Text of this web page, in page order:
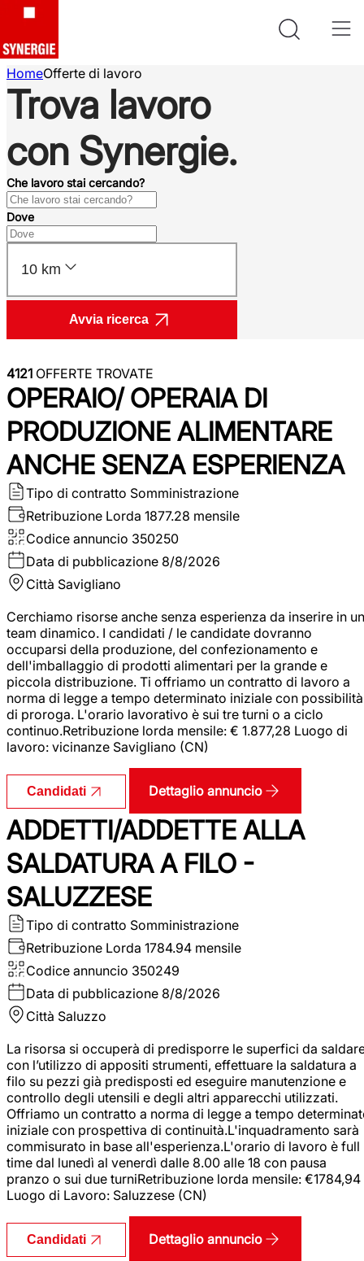
HomeOfferte di lavoro
Trova lavoro
con Synergie.
Che lavoro stai cercando?
Dove
10 km
Avvia ricerca
4121 OFFERTE TROVATE
OPERAIO/ OPERAIA DI
PRODUZIONE ALIMENTARE
ANCHE SENZA ESPERIENZA
Tipo di contratto Somministrazione
Retribuzione Lorda 1877.28 mensile
Codice annuncio 350250
Data di pubblicazione 8/8/2026
Città Savigliano
Cerchiamo risorse anche senza esperienza da inserire in un
team dinamico. I candidati / le candidate dovranno
occuparsi della produzione, del confezionamento e
dell'imballaggio di prodotti alimentari per la grande e
piccola distribuzione. Ti offriamo un contratto di lavoro a
norma di legge a tempo determinato iniziale con possibilità
di proroga. L'orario lavorativo è sui tre turni o a ciclo
continuo.Retribuzione lorda mensile: € 1.877,28 Luogo di
lavoro: vicinanze Savigliano (CN)
Candidati Dettaglio annuncio
ADDETTI/ADDETTE ALLA
SALDATURA A FILO -
SALUZZESE
Tipo di contratto Somministrazione
Retribuzione Lorda 1784.94 mensile
Codice annuncio 350249
Data di pubblicazione 8/8/2026
Città Saluzzo
La risorsa si occuperà di predisporre le superfici da
con l’utilizzo di appositi strumenti, effettuare la saldatura a
filo su pezzi già predisposti ed eseguire manutenzione e
controllo degli utensili e degli altri apparecchi utilizzati.
Offriamo un contratto a norma di legge a tempo
iniziale con prospettiva di continuità.L'inquadramento sarà
commisurato in base all'esperienza.L'orario di lavoro è full
time dal lunedì al venerdì dalle 8.00 alle 18 con pausa
pranzo o sui due turniRetribuzione lorda mensile: €1784,94
Luogo di Lavoro: Saluzzese (CN)
Candidati Dettaglio annuncio